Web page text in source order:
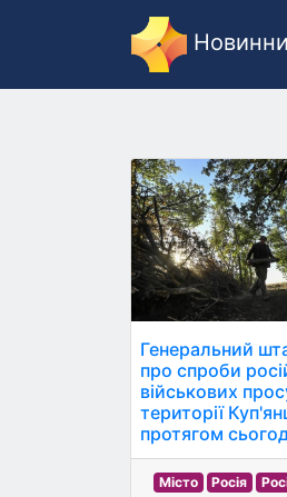
Генеральний
про спроби
військових
території
протягом
Місто Росія